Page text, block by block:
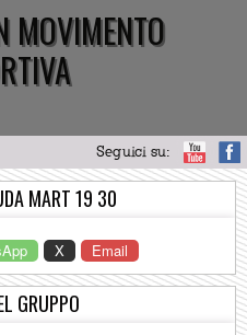
MOVIMENTO
Seguici su:
MART 19 30
X Email
GRUPPO